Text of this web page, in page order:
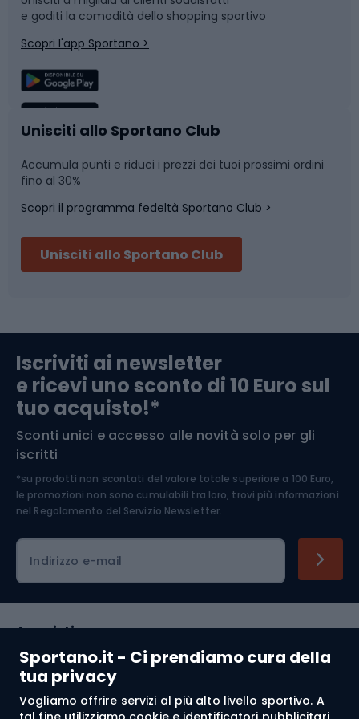
Sportano.it - Ci prendiamo cura della
tua privacy
Vogliamo offrire servizi al più alto livello sportivo. A
Corsa
Sport di squadra
Caschi da ciclismo
Skitouring
Abbigliamento da escursionismo
Snowboard
Camminata nordica
Nuoto
Pattinaggio
Componenti per biciclette
Arrampicata
Medicina dello sport
Abbigliamento ciclistico
e goditi la comodità dello shopping sportivo
Scopri l'app Sportano >
Unisciti allo Sportano Club
Accumula punti e riduci i prezzi dei tuoi prossimi ordini
fino al 30%
Scopri il programma fedeltà Sportano Club >
Unisciti allo Sportano Club
Iscriviti ai newsletter
e ricevi uno sconto di 10 Euro sul
tuo acquisto!*
Sconti unici e accesso alle novità solo per gli
iscritti
*su prodotti non scontati del valore totale superiore a 100 Euro,
le promozioni non sono cumulabili tra loro, trovi più informazioni
nel Regolamento del Servizio Newsletter.
Indirizzo e-mail
Acquisti
Servizio clienti
Regolamento